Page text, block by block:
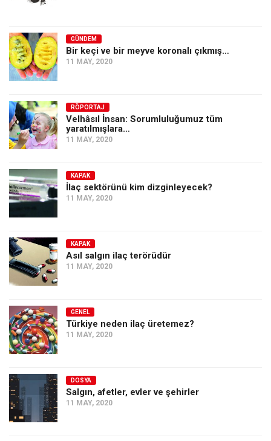
Dünya
Asya
Amerika
Avustralya
Tarih
Düşünce
Dosyalar
GÜNDEM
Bir keçi ve bir meyve koronalı çıkmış…
11 MAY, 2020
RÖPORTAJ
Velhâsıl İnsan: Sorumluluğumuz tüm
yaratılmışlara…
11 MAY, 2020
KAPAK
İlaç sektörünü kim dizginleyecek?
11 MAY, 2020
KAPAK
Asıl salgın ilaç terörüdür
11 MAY, 2020
GENEL
Türkiye neden ilaç üretemez?
11 MAY, 2020
DOSYA
Salgın, afetler, evler ve şehirler
11 MAY, 2020